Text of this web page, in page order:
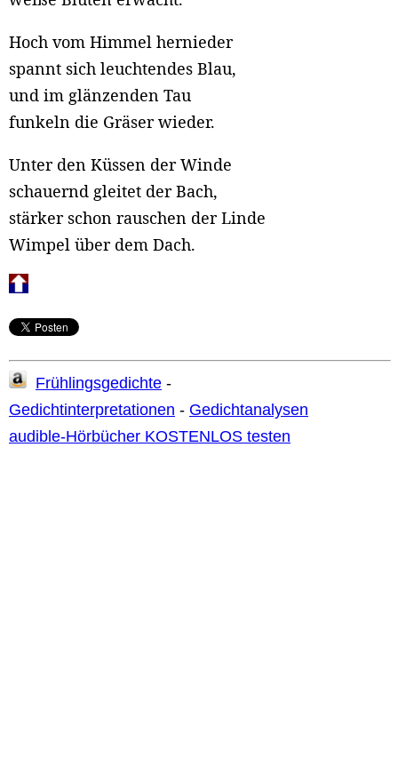
Hoch vom Himmel hernieder
spannt sich leuchtendes Blau,
und im glänzenden Tau
funkeln die Gräser wieder.
Unter den Küssen der Winde
schauernd gleitet der Bach,
stärker schon rauschen der Linde
Wimpel über dem Dach.
Frühlingsgedichte -
Gedichtinterpretationen - Gedichtanalysen
audible-Hörbücher KOSTENLOS testen